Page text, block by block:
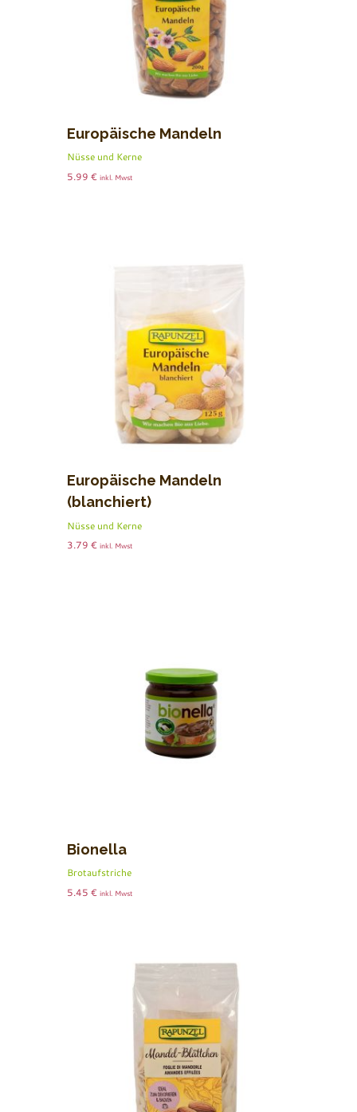
Europäische Mandeln
Nüsse und Kerne
5.99 € inkl. Mwst
Europäische Mandeln
(blanchiert)
Nüsse und Kerne
3.79 € inkl. Mwst
Bionella
Brotaufstriche
5.45 € inkl. Mwst